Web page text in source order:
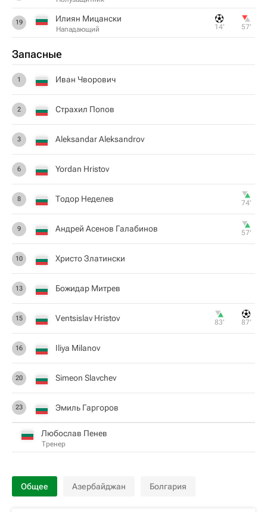
19 Илиян Мицански
Нападающий 14‎’‎ 57‎’‎
Запасные
1 Ивaн Чвopoвич
2 Страхил Попов
3 Aleksandar Aleksandrov
6 Yordan Hristov
8 Тодор Неделев 74‎’‎
9 Андрей Асенов Галабинов 57‎’‎
10 Христо Златински
13 Божидар Митрев
15 Ventsislav Hristov 83‎’‎ 87‎’‎
16 Iliya Milanov
20 Simeon Slavchev
23 Эмиль Гаргоров
Любослав Пенев
Тренер
Общее Азербайджан Болгария